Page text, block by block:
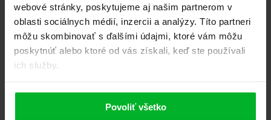
webové stránky, poskytujeme aj našim partnerom v
oblasti sociálnych médií, inzercii a analýzy. Títo partneri
môžu skombinovať s ďalšími údajmi, ktoré vám môžu
poskytnúť alebo ktoré od vás získali, keď ste používali
ich služby.
Povoliť všetko